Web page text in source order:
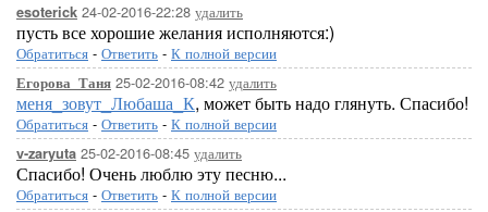
esoterick 24-02-2016-22:28 удалить
пусть все хорошие желания исполняются:)
Обратиться - Ответить - К полной версии
Егорова_Таня 25-02-2016-08:42 удалить
меня_зовут_Любаша_К, может быть надо глянуть. Спасибо!
Обратиться - Ответить - К полной версии
v-zaryuta 25-02-2016-08:45 удалить
Спасибо! Очень люблю эту песню...
Обратиться - Ответить - К полной версии